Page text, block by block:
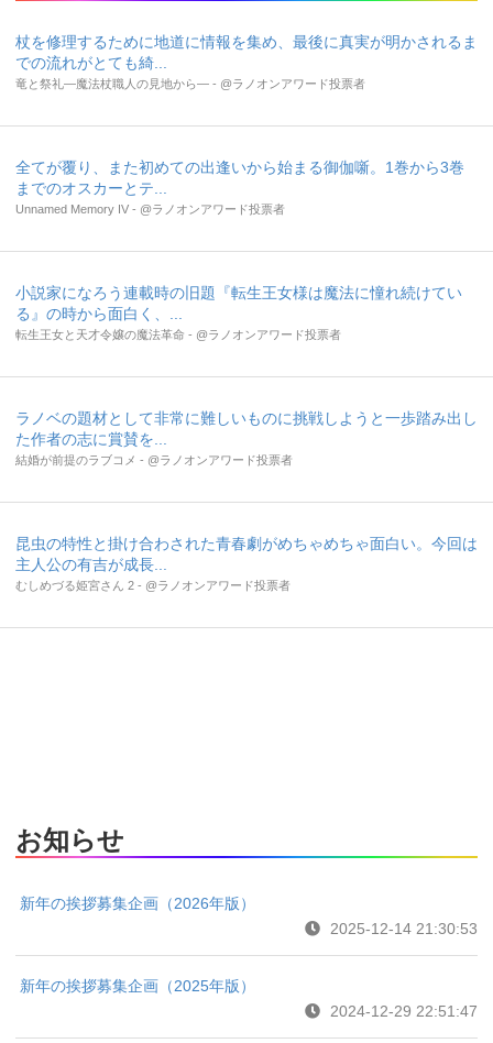
杖を修理するために地道に情報を集め、最後に真実が明かされるま
での流れがとても綺...
竜と祭礼―魔法杖職人の見地から― - @ラノオンアワード投票者
全てが覆り、また初めての出逢いから始まる御伽噺。1巻から3巻
までのオスカーとテ...
Unnamed Memory IV - @ラノオンアワード投票者
小説家になろう連載時の旧題『転生王女様は魔法に憧れ続けてい
る』の時から面白く、...
転生王女と天才令嬢の魔法革命 - @ラノオンアワード投票者
ラノベの題材として非常に難しいものに挑戦しようと一歩踏み出し
た作者の志に賞賛を...
結婚が前提のラブコメ - @ラノオンアワード投票者
昆虫の特性と掛け合わされた青春劇がめちゃめちゃ面白い。今回は
主人公の有吉が成長...
むしめづる姫宮さん 2 - @ラノオンアワード投票者
お知らせ
新年の挨拶募集企画（2026年版）
2025-12-14 21:30:53
新年の挨拶募集企画（2025年版）
2024-12-29 22:51:47